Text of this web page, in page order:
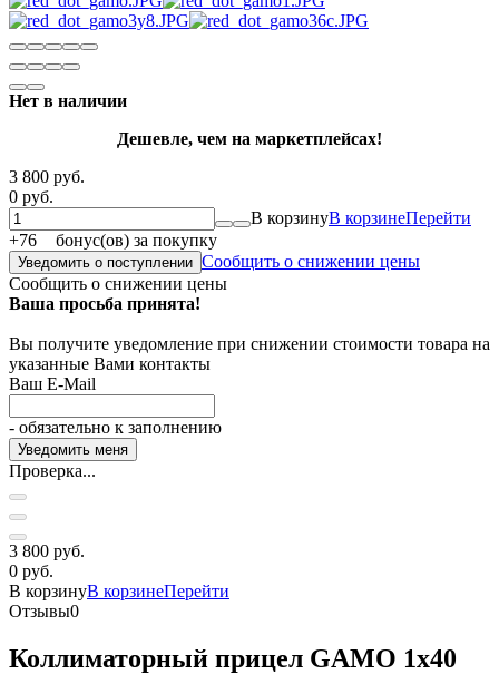
Нет в наличии
Дешевле, чем на маркетплейсах!
3 800 руб.
0 руб.
В корзинуВ корзинеПерейти
+76 бонус(ов) за покупку
Уведомить о поступлении Сообщить о снижении цены
Сообщить о снижении цены
Ваша просьба принята!
Вы получите уведомление при снижении стоимости товара на
указанные Вами контакты
Ваш E-Mail
- обязательно к заполнению
Проверка...
3 800 руб.
0 руб.
В корзинуВ корзинеПерейти
Отзывы0
Коллиматорный прицел GAMO 1х40